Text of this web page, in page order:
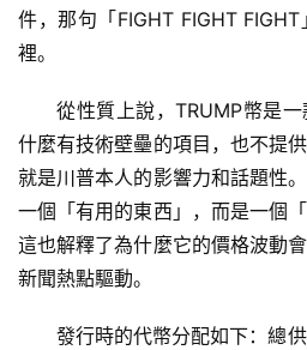
件，那句「FIGHT FIGHT
裡。
從性質上說，TRUMP幣是
什麼有技術壁壘的項目，也不提
就是川普本人的影響力和話題性
一個「有用的東西」，而是一個
這也解釋了為什麼它的價格波動
新聞熱點驅動。
發行時的代幣分配如下：總